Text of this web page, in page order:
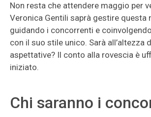
Non resta che attendere maggio per
Veronica Gentili saprà gestire questa
guidando i concorrenti e
con il suo stile unico. Sarà all’altezza
aspettative? Il conto alla rovescia è
iniziato.
Chi saranno i